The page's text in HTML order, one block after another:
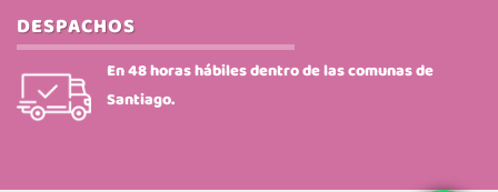
DESPACHOS
En 48 horas hábiles dentro de las comunas de
Santiago.